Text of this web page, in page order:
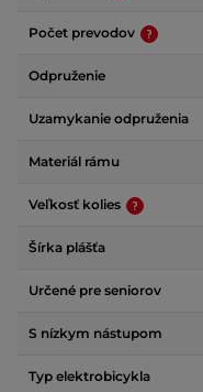
Počet prevodov
Odpruženie
Uzamykanie odpruženia
Materiál rámu
Veľkosť kolies
Šírka plášťa
Určené pre seniorov
S nízkym nástupom
Typ elektrobicykla